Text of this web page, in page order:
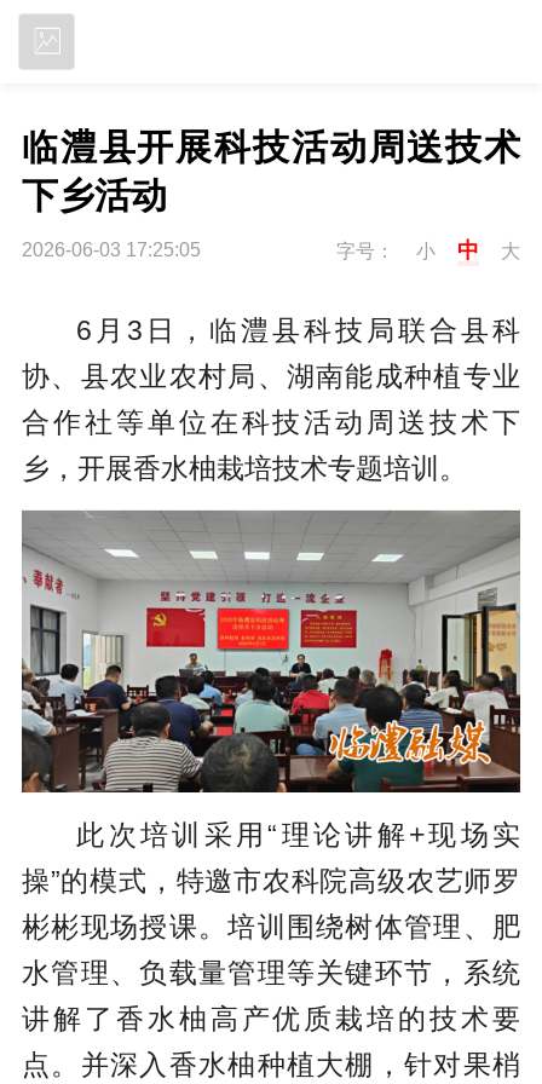
临澧县开展科技活动周送技术
下乡活动
2026-06-03 17:25:05 字号： 小 中 大
6月3日，临澧县科技局联合县科
协、县农业农村局、湖南能成种植专业
合作社等单位在科技活动周送技术下
乡， 开展香水柚栽培技术专题培训。
此次培训采用“理论讲解+现场实
操”的模式，特邀市农科院高级农艺师罗
彬彬现场授课。培训围绕树体管理、肥
水管理、负载量管理等关键环节，系统
讲解了香水柚高产优质栽培的技术要
点。并深入香水柚种植大棚，针对果梢